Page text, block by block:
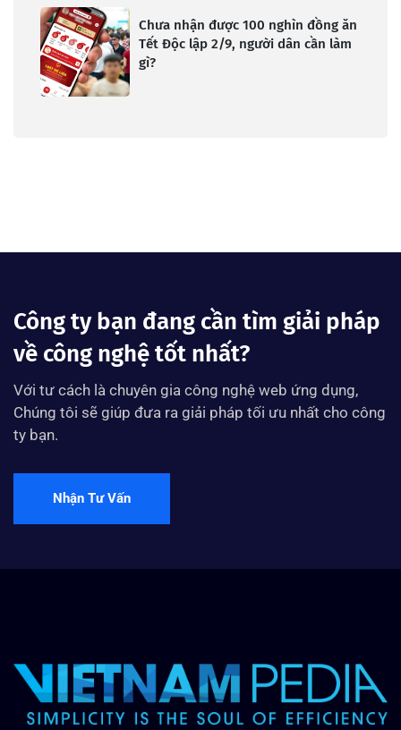
Chưa nhận được 100 nghìn đồng ăn
Tết Độc lập 2/9, người dân cần làm
gì?
Công ty bạn đang cần tìm giải pháp
về công nghệ tốt nhất?
Với tư cách là chuyên gia công nghệ web ứng dụng,
Chúng tôi sẽ giúp đưa ra giải pháp tối ưu nhất cho công
ty bạn.
Nhận Tư Vấn